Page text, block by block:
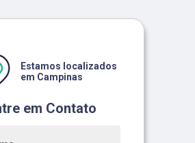
em Contato
Estamos localizados
em Campinas